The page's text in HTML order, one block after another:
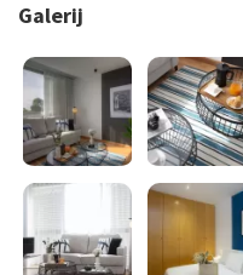
Galerij